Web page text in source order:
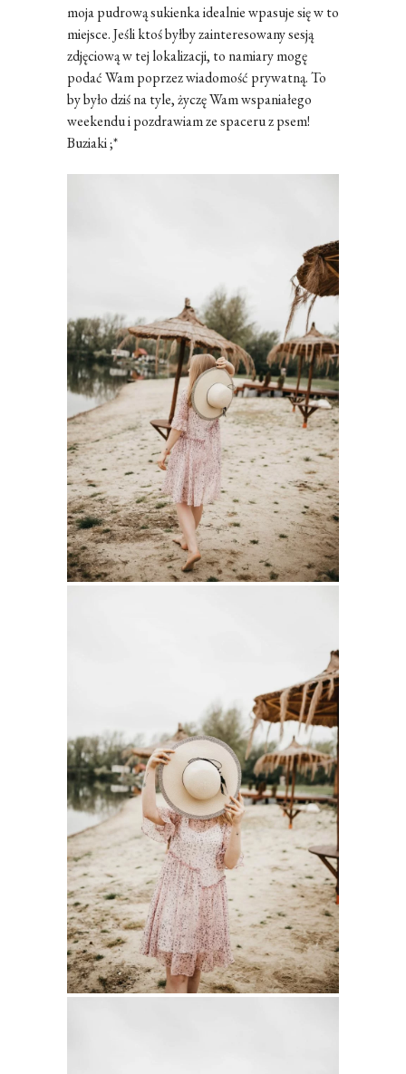
moja pudrową sukienka idealnie wpasuje się w to
miejsce. Jeśli ktoś byłby zainteresowany sesją
zdjęciową w tej lokalizacji, to namiary mogę
podać Wam poprzez wiadomość prywatną. To
by było dziś na tyle, życzę Wam wspaniałego
weekendu i pozdrawiam ze spaceru z psem!
Buziaki ;*